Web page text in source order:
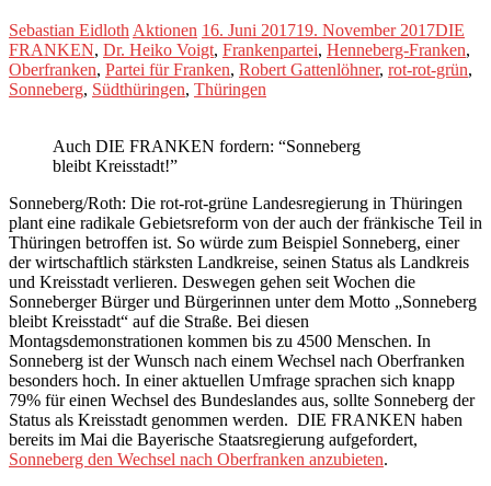
Sebastian EidlothAktionen 16. Juni 201719. November 2017DIE
FRANKEN, Dr. Heiko Voigt, Frankenpartei, Henneberg-Franken,
Oberfranken, Partei für Franken, Robert Gattenlöhner, rot-rot-grün,
Sonneberg, Südthüringen, Thüringen
Auch DIE FRANKEN fordern: “Sonneberg
bleibt Kreisstadt!”
Sonneberg/Roth: Die rot-rot-grüne Landesregierung in Thüringen
plant eine radikale Gebietsreform von der auch der fränkische Teil in
Thüringen betroffen ist. So würde zum Beispiel Sonneberg, einer
der wirtschaftlich stärksten Landkreise, seinen Status als Landkreis
und Kreisstadt verlieren. Deswegen gehen seit Wochen die
Sonneberger Bürger und Bürgerinnen unter dem Motto „Sonneberg
bleibt Kreisstadt“ auf die Straße. Bei diesen
Montagsdemonstrationen kommen bis zu 4500 Menschen. In
Sonneberg ist der Wunsch nach einem Wechsel nach Oberfranken
besonders hoch. In einer aktuellen Umfrage sprachen sich knapp
79% für einen Wechsel des Bundeslandes aus, sollte Sonneberg der
Status als Kreisstadt genommen werden. DIE FRANKEN haben
bereits im Mai die Bayerische Staatsregierung aufgefordert,
Sonneberg den Wechsel nach Oberfranken anzubieten.